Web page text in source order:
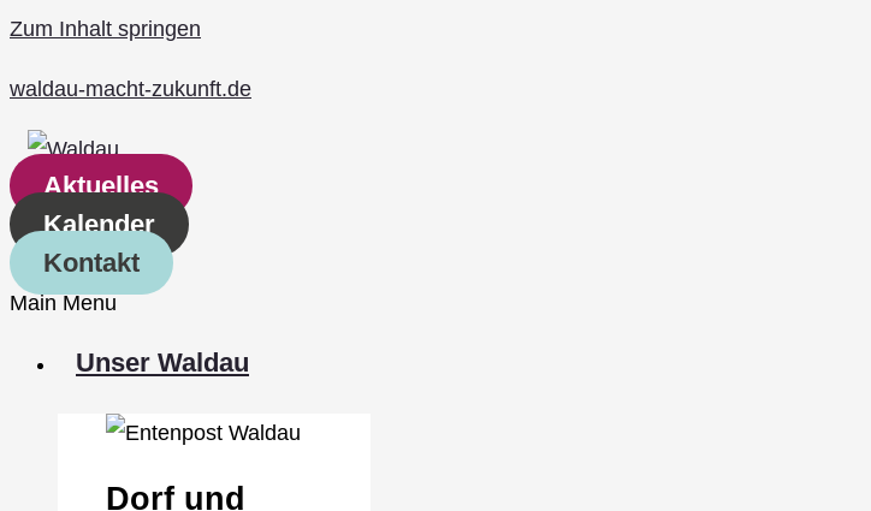
Zum Inhalt springen
waldau-macht-zukunft.de
Aktuelles
Kalender
Kontakt
Main Menu
Unser Waldau
Dorf und